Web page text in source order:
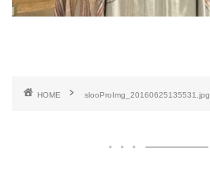
HOME slooProImg_20160625135531.jpg